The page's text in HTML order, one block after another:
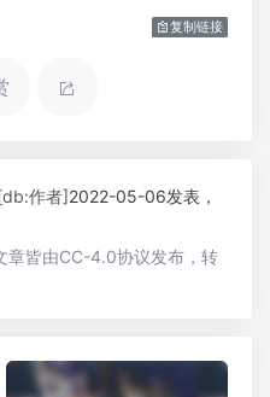
复制链接
作者]2022-05-06发表，
章皆由CC-4.0协议发布，转